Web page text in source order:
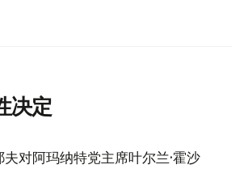
决定
对阿玛纳特党主席叶尔兰·霍沙